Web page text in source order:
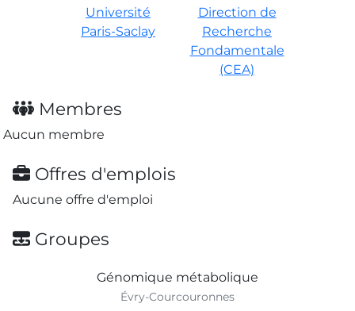
Université
Paris-Saclay
Direction de
Recherche
Fondamentale
(CEA)
Membres
Aucun membre
Offres d'emplois
Aucune offre d'emploi
Groupes
Génomique métabolique
Évry-Courcouronnes